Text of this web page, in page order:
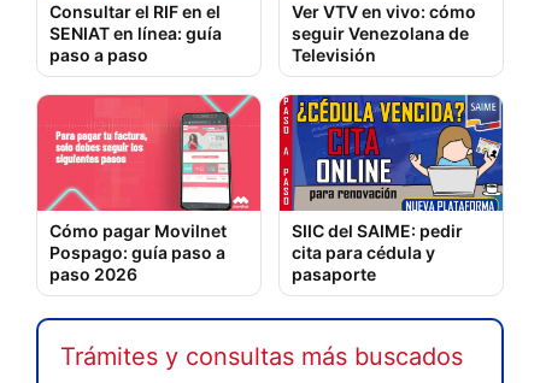
Consultar el RIF en el
SENIAT en línea: guía
paso a paso
Ver VTV en vivo: cómo
seguir Venezolana de
Televisión
Cómo pagar Movilnet
Pospago: guía paso a
paso 2026
SIIC del SAIME: pedir
cita para cédula y
pasaporte
Trámites y consultas más buscados